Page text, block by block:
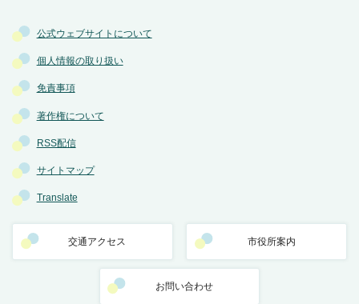
公式ウェブサイトについて
個人情報の取り扱い
免責事項
著作権について
RSS配信
サイトマップ
Translate
交通アクセス 市役所案内
お問い合わせ